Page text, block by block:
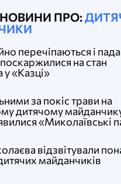
ПРО:
відзвітували
майданчиків
за покіс трави на
дитячому
«Миколаївські
перечіпаються і
на стан
«Казці»